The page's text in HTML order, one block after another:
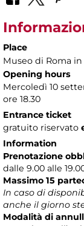
Place
Museo di Roma in
Opening hours
Mercoledì 10
ore 18.30
Entrance ticket
gratuito riservato
Information
Prenotazione
dalle 9.00 alle
Massimo 15
In caso di
anche il giorno
Modalità di